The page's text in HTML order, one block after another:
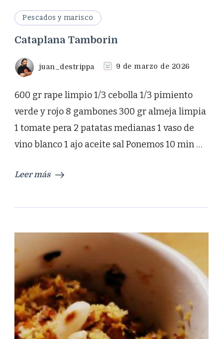
Pescados y marisco
Cataplana Tamborin
juan_destrippa 9 de marzo de 2026
600 gr rape limpio 1/3 cebolla 1/3 pimiento
verde y rojo 8 gambones 300 gr almeja limpia
1 tomate pera 2 patatas medianas 1 vaso de
vino blanco 1 ajo aceite sal Ponemos 10 min …
Leer más